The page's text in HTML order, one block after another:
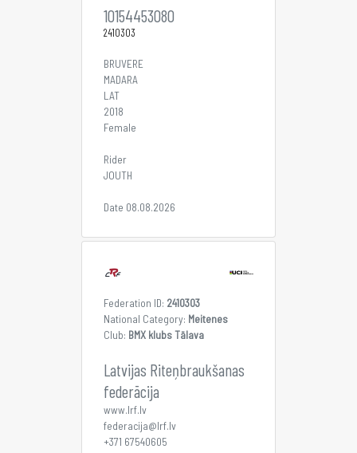
10154453080
2410303
BRUVERE
MADARA
LAT
2018
Female
Rider
JOUTH
Date 08.08.2026
Federation ID: 2410303
National Category: Meitenes
Club: BMX klubs Tālava
Latvijas Riteņbraukšanas
federācija
www.lrf.lv
federacija@lrf.lv
+371 67540605